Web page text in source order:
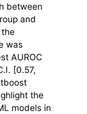
between
and
was
AUROC
[0.57,
the
models in